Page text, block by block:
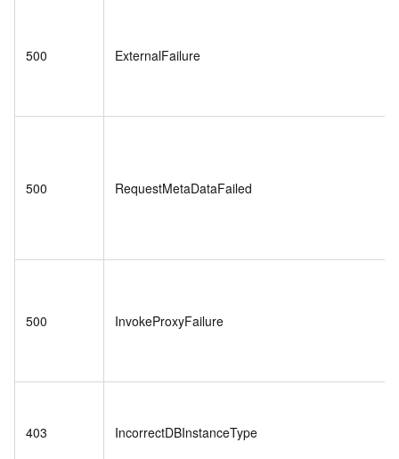
500 ExternalFailure
500 RequestMetaDataFailed
500 InvokeProxyFailure
403 IncorrectDBInstanceType